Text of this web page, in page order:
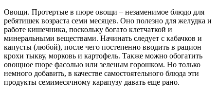
Овощи. Протертые в пюре овощи – незаменимое блюдо для
ребятишек возраста семи месяцев. Оно полезно для желудка и
работе кишечника, поскольку богато клетчаткой и
минеральными веществами. Начинать следует с кабачков и
капусты (любой), после чего постепенно вводить в рацион
крохи тыкву, морковь и картофель. Также можно обогатить
овощное пюре фасолью или зеленым горошком. Но только
немного добавить, в качестве самостоятельного блюда эти
продукты семимесячному карапузу давать еще рано.